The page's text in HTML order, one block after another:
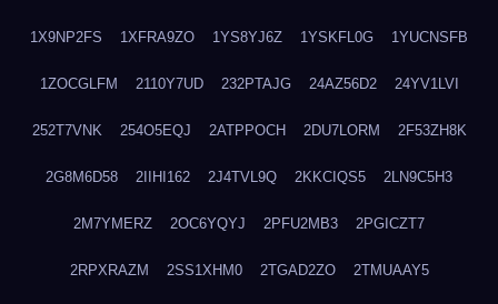
1X9NP2FS 1XFRA9ZO 1YS8YJ6Z 1YSKFL0G 1YUCNSFB
1ZOCGLFM 2110Y7UD 232PTAJG 24AZ56D2 24YV1LVI
252T7VNK 254O5EQJ 2ATPPOCH 2DU7LORM 2F53ZH8K
2G8M6D58 2IIHI162 2J4TVL9Q 2KKCIQS5 2LN9C5H3
2M7YMERZ 2OC6YQYJ 2PFU2MB3 2PGICZT7
2RPXRAZM 2SS1XHM0 2TGAD2ZO 2TMUAAY5